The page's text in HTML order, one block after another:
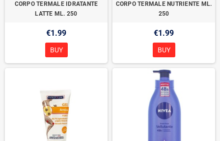
CORPO TERMALE IDRATANTE
LATTE ML. 250
€1.99
BUY
CORPO TERMALE NUTRIENTE ML.
250
€1.99
BUY